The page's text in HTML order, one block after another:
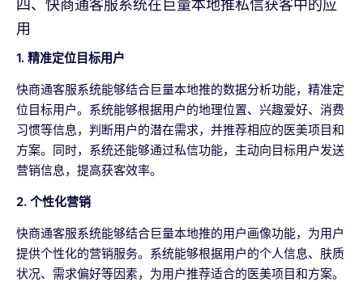
四、快商通客服系统在巨量本地推私信获客中的应
用
1. 精准定位目标用户
快商通客服系统能够结合巨量本地推的数据分析功能，精准定
位目标用户。系统能够根据用户的地理位置、兴趣爱好、消费
习惯等信息，判断用户的潜在需求，并推荐相应的医美项目和
方案。同时，系统还能够通过私信功能，主动向目标用户发送
营销信息，提高获客效率。
2. 个性化营销
快商通客服系统能够结合巨量本地推的用户画像功能，为用户
提供个性化的营销服务。系统能够根据用户的个人信息、肤质
状况、需求偏好等因素，为用户推荐适合的医美项目和方案。